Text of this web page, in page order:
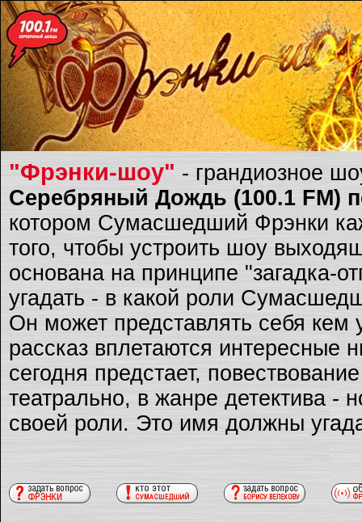
"Фрэнки-шоу" - грандиозное
Серебряный Дождь (100.1 FM)
котором Сумасшедший Фрэнки
того, чтобы устроить шоу
основана на принципе "загадка-
угадать - в какой роли
Он может представлять себя
рассказ вплетаются интересные
сегодня предстает,
театрально, в жанре детектива -
своей роли. Это имя должны